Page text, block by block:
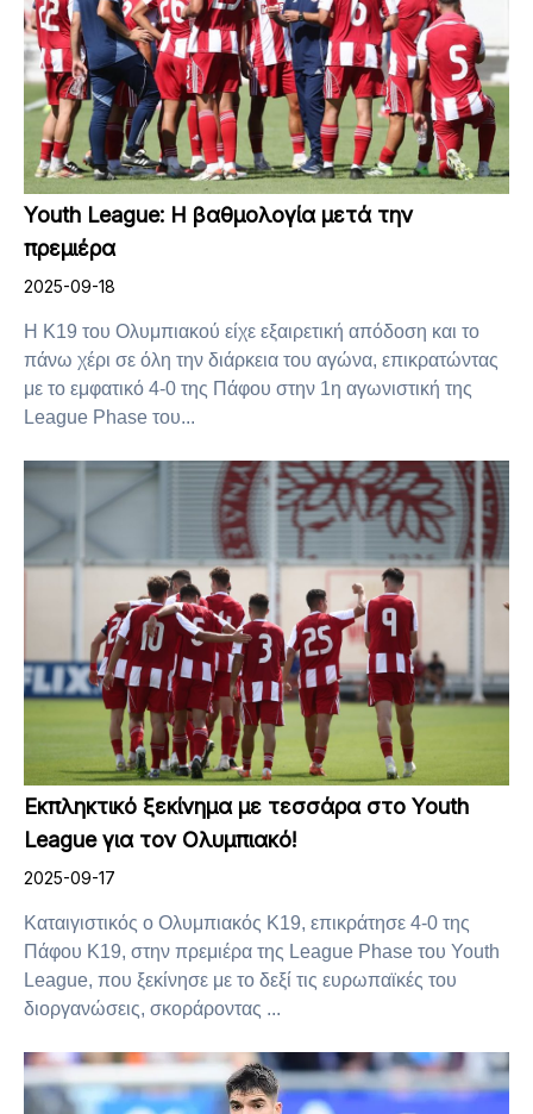
Youth League: Η βαθμολογία μετά την
πρεμιέρα
2025-09-18
Η Κ19 του Ολυμπιακού είχε εξαιρετική απόδοση και το
πάνω χέρι σε όλη την διάρκεια του αγώνα, επικρατώντας
με το εμφατικό 4-0 της Πάφου στην 1η αγωνιστική της
League Phase του...
Εκπληκτικό ξεκίνημα με τεσσάρα στο Youth
League για τον Ολυμπιακό!
2025-09-17
Καταιγιστικός ο Ολυμπιακός Κ19, επικράτησε 4-0 της
Πάφου Κ19, στην πρεμιέρα της League Phase του Youth
League, που ξεκίνησε με το δεξί τις ευρωπαϊκές του
διοργανώσεις, σκοράροντας ...